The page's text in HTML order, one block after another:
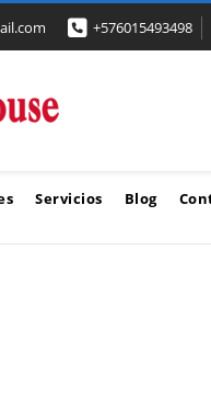
+576015493498
Servicios Blog